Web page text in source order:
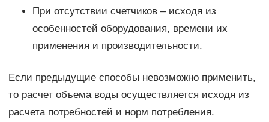
При отсутствии счетчиков – исходя из
особенностей оборудования, времени их
применения и производительности.
Если предыдущие способы невозможно применить,
то расчет объема воды осуществляется исходя из
расчета потребностей и норм потребления.